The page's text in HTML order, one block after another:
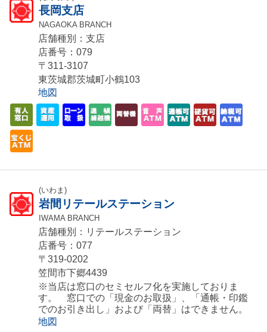
長岡支店
NAGAOKA BRANCH
店舗種別：支店
店番号：079
〒311-3107
東茨城郡茨城町小鶴103
地図
(いわま)
岩間リテールステーション
IWAMA BRANCH
店舗種別：リテールステーション
店番号：077
〒319-0202
笠間市下郷4439
※当店は窓口のセミセルフ化を実施しておりま
す。 窓口での「現金のお取扱」、「通帳・印鑑
でのお引き出し」および「両替」はできません。
地図